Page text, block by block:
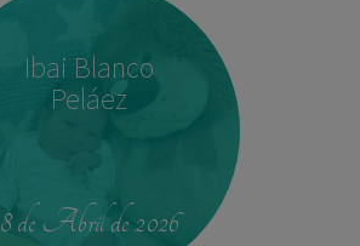
Ibai Blanco
Peláez
8 de Abril de 2026